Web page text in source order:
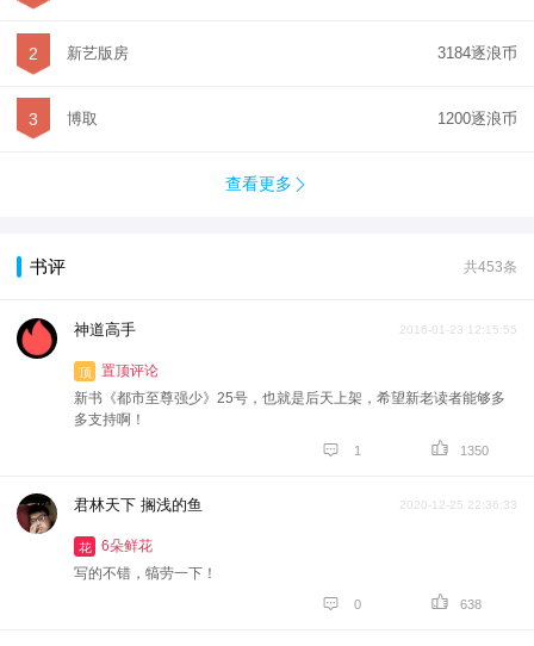
2 新艺版房 3184逐浪币
3 博取 1200逐浪币
查看更多 
书评 共453条
神道高手 2016-01-23 12:15:55
顶
置顶评论
新书《都市至尊强少》25号，也就是后天上架，希望新老读者能够多
多支持啊！
 1  1350
君林天下 搁浅的鱼 2020-12-25 22:36:33
花
6朵鲜花
写的不错，犒劳一下！
 0  638